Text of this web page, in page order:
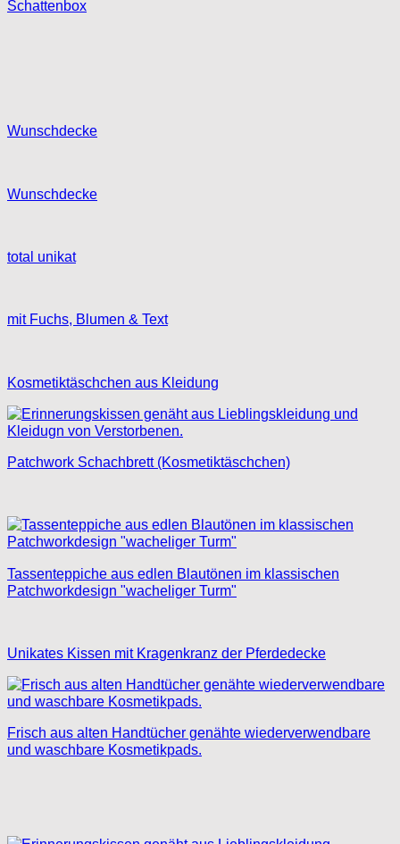
Schattenbox
Wunschdecke
Wunschdecke
total unikat
mit Fuchs, Blumen & Text
Kosmetiktäschchen aus Kleidung
Patchwork Schachbrett (Kosmetiktäschchen)
Tassenteppiche aus edlen Blautönen im klassischen
Patchworkdesign "wacheliger Turm"
Unikates Kissen mit Kragenkranz der Pferdedecke
Frisch aus alten Handtücher genähte wiederverwendbare
und waschbare Kosmetikpads.